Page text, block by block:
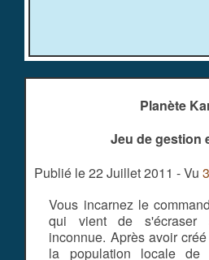
Planète
Jeu de gestion
Publié le 22 Juillet 2011 - Vu
Vous incarnez le
qui vient de s'écraser
inconnue. Après avoir
la population locale de